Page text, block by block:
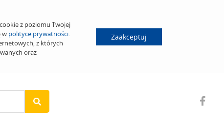
z poziomu Twojej
w polityce prywatności.
z których
oraz
Zaakceptuj